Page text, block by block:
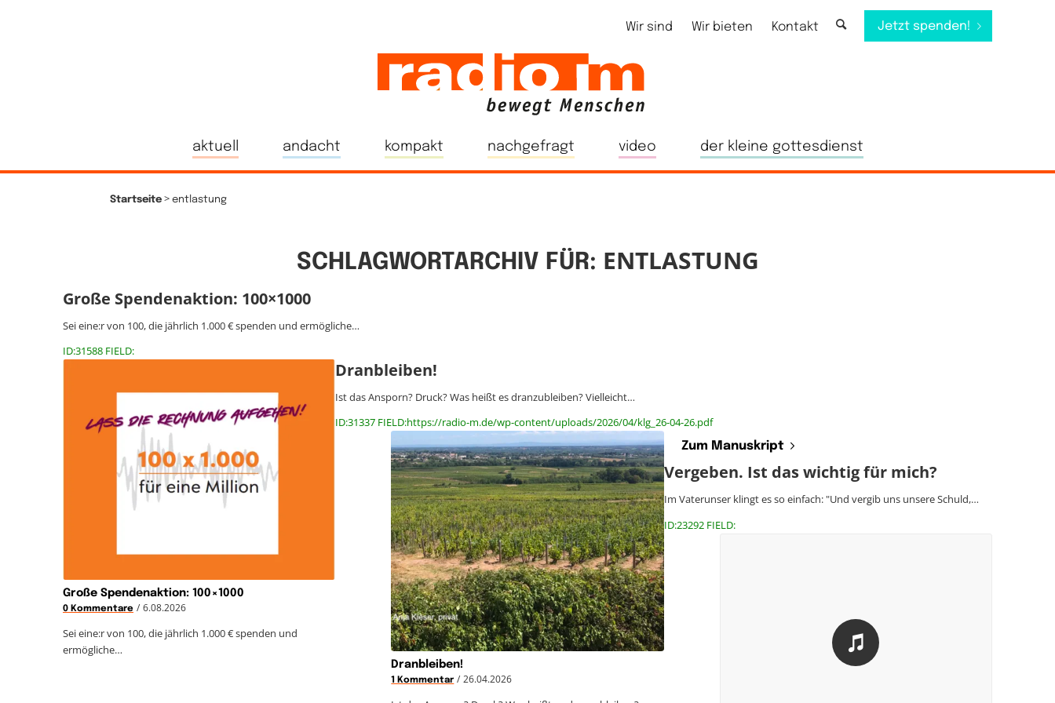
Wir sind Wir bieten Kontakt Jetzt spenden!
aktuell andacht kompakt nachgefragt video der kleine gottesdienst
Startseite > entlastung
SCHLAGWORTARCHIV FÜR: ENTLASTUNG
Große Spendenaktion: 100×1000
Sei eine:r von 100, die jährlich 1.000 € spenden und ermögliche…
ID:31588 FIELD:
Große Spendenaktion: 100×1000
0 Kommentare / 6.08.2026
Sei eine:r von 100, die jährlich 1.000 € spenden und
ermögliche…
Dranbleiben!
Ist das Ansporn? Druck? Was heißt es dranzubleiben? Vielleicht…
ID:31337 FIELD:https://radio-m.de/wp-content/uploads/2026/04/klg_26-04-26.pdf
Zum Manuskript
Dranbleiben!
1 Kommentar / 26.04.2026
Vergeben. Ist das wichtig für mich?
Im Vaterunser klingt es so einfach: "Und vergib uns unsere Schuld,…
ID:23292 FIELD: